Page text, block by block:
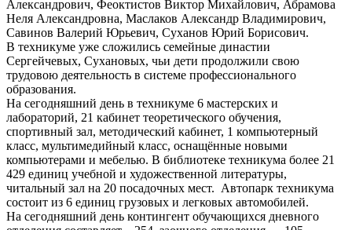
Александрович, Феоктистов Виктор Михайлович, Абрамова
Неля Александровна, Маслаков Александр Владимирович,
Савинов Валерий Юрьевич, Суханов Юрий Борисович.
В техникуме уже сложились семейные династии
Сергейчевых, Сухановых, чьи дети продолжили свою
трудовою деятельность в системе профессионального
образования.
На сегодняшний день в техникуме 6 мастерских и
лабораторий, 21 кабинет теоретического обучения,
спортивный зал, методический кабинет, 1 компьютерный
класс, мультимедийный класс, оснащённые новыми
компьютерами и мебелью. В библиотеке техникума более 21
429 единиц учебной и художественной литературы,
читальный зал на 20 посадочных мест. Автопарк техникума
состоит из 6 единиц грузовых и легковых автомобилей.
На сегодняшний день контингент обучающихся дневного